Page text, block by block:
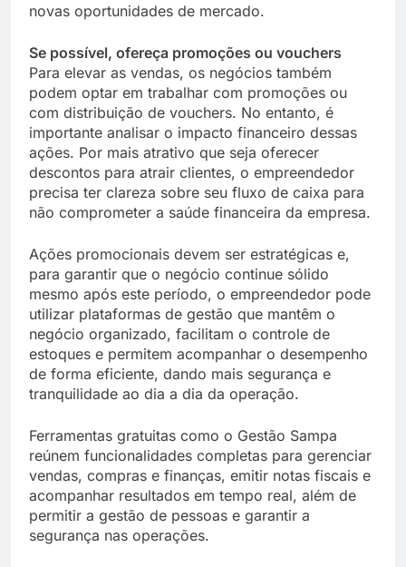
novas oportunidades de mercado.
Se possível, ofereça promoções ou vouchers
Para elevar as vendas, os negócios também
podem optar em trabalhar com promoções ou
com distribuição de vouchers. No entanto, é
importante analisar o impacto financeiro dessas
ações. Por mais atrativo que seja oferecer
descontos para atrair clientes, o empreendedor
precisa ter clareza sobre seu fluxo de caixa para
não comprometer a saúde financeira da empresa.
Ações promocionais devem ser estratégicas e,
para garantir que o negócio continue sólido
mesmo após este período, o empreendedor pode
utilizar plataformas de gestão que mantêm o
negócio organizado, facilitam o controle de
estoques e permitem acompanhar o desempenho
de forma eficiente, dando mais segurança e
tranquilidade ao dia a dia da operação.
Ferramentas gratuitas como o Gestão Sampa
reúnem funcionalidades completas para gerenciar
vendas, compras e finanças, emitir notas fiscais e
acompanhar resultados em tempo real, além de
permitir a gestão de pessoas e garantir a
segurança nas operações.